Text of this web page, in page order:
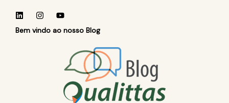
Bem vindo ao nosso Blog